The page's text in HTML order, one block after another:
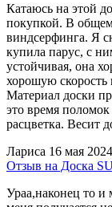
Катаюсь на этой
покупкой. В общем
виндсерфинга. Я
купила парус, с
устойчивая, она
хорошую скорость
Материал доски
это время
расцветка. Весит
Лариса 16 мая 2024
Отзыв на Доска
Ураа,наконец то и